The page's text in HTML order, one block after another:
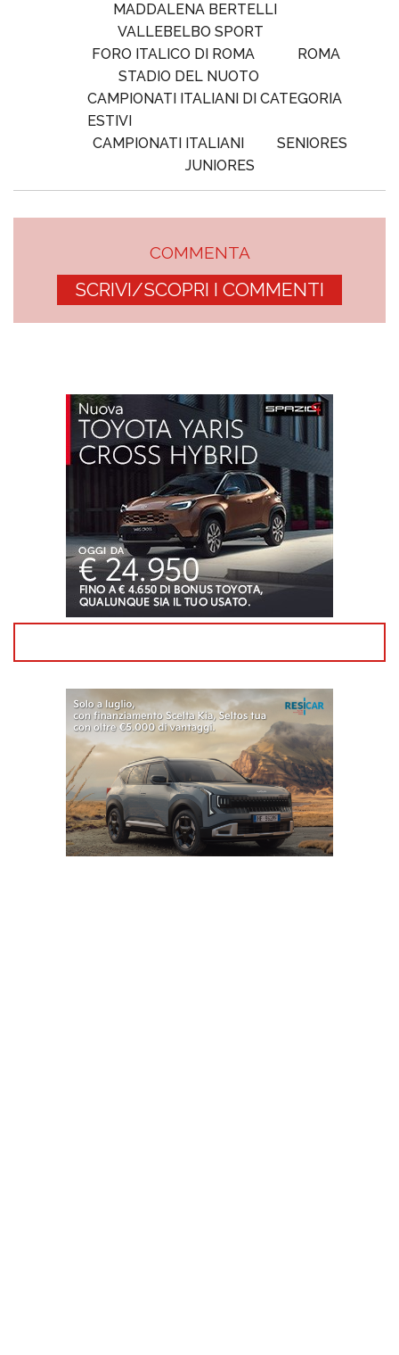
MADDALENA BERTELLI
VALLEBELBO SPORT
FORO ITALICO DI ROMA
ROMA
STADIO DEL NUOTO
CAMPIONATI ITALIANI DI CATEGORIA
ESTIVI
CAMPIONATI ITALIANI
SENIORES
JUNIORES
COMMENTA
SCRIVI/SCOPRI I COMMENTI